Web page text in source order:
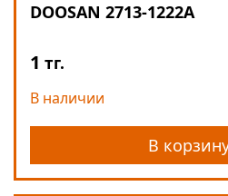
DOOSAN 2713-1222A
1 тг.
В
В наличии